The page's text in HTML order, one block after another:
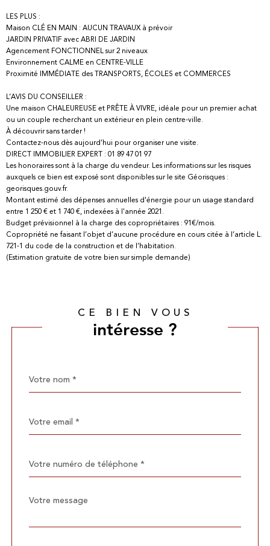
LES PLUS :
Maison CLÉ EN MAIN : AUCUN TRAVAUX à prévoir
JARDIN PRIVATIF avec ABRI DE JARDIN
Agencement FONCTIONNEL sur 2 niveaux
Environnement CALME en CENTRE-VILLE
Proximité IMMÉDIATE des TRANSPORTS, ÉCOLES et COMMERCES
L’AVIS DU CONSEILLER :
Une maison CHALEUREUSE et PRÊTE À VIVRE, idéale pour un premier achat
ou un couple recherchant un extérieur en plein centre-ville.
À découvrir sans tarder !
Contactez-nous dès aujourd’hui pour organiser une visite.
DIRECT IMMOBILIER EXPERT : 01 89 47 01 97
Les honoraires sont à la charge du vendeur. Les informations sur les risques
auxquels ce bien est exposé sont disponibles sur le site Géorisques :
georisques.gouv.fr.
Montant estimé des dépenses annuelles d'énergie pour un usage standard
entre 1 250 € et 1 740 €, indexées à l'année 2021.
Budget prévisionnel à la charge des copropriétaires : 91€/mois.
Copropriété ne faisant l’objet d’aucune procédure en cours citée à l’article L.
721-1 du code de la construction et de l’habitation.
(Estimation gratuite de votre bien sur simple demande)
CE BIEN VOUS
intéresse ?
Fieldset
par
*
*
*
Fieldset
défaut
Message
*